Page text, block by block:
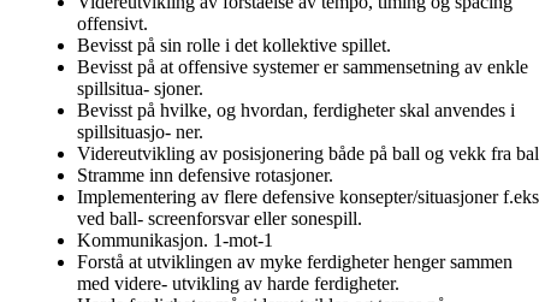
offensivt.
Bevisst på sin rolle i det kollektive spillet.
Bevisst på at offensive systemer er sammensetning av enkle
spillsitua- sjoner.
Bevisst på hvilke, og hvordan, ferdigheter skal anvendes i
spillsituasjo- ner.
Videreutvikling av posisjonering både på ball og vekk fra
Stramme inn defensive rotasjoner.
Implementering av flere defensive konsepter/situasjoner
ved ball- screenforsvar eller sonespill.
Kommunikasjon. 1-mot-1
Forstå at utviklingen av myke ferdigheter henger sammen
med videre- utvikling av harde ferdigheter.